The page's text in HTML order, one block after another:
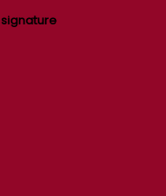
signature